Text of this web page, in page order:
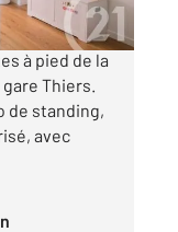
prisé
à pied de la
Thiers.
de standing,
avec